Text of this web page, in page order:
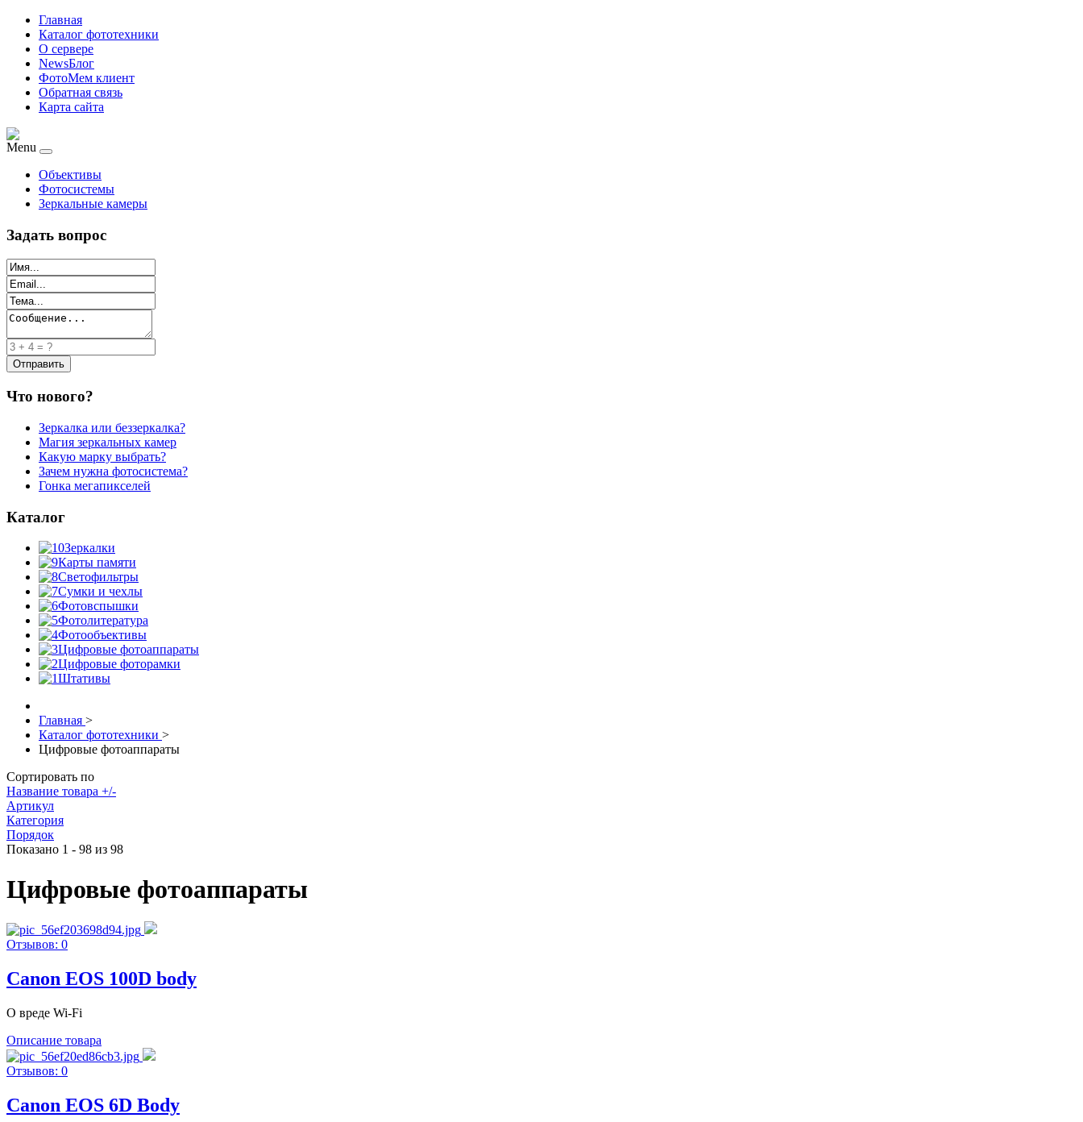
Главная
Каталог фототехники
О сервере
NewsБлог
ФотоМем клиент
Обратная связь
Карта сайта
Menu
Объективы
Фотосистемы
Зеркальные камеры
Задать вопрос
Что нового?
Зеркалка или беззеркалка?
Магия зеркальных камер
Какую марку выбрать?
Зачем нужна фотосистема?
Гонка мегапикселей
Каталог
Зеркалки
Карты памяти
Светофильтры
Сумки и чехлы
Фотовспышки
Фотолитература
Фотообъективы
Цифровые фотоаппараты
Цифровые фоторамки
Штативы
Главная >
Каталог фототехники >
Цифровые фотоаппараты
Сортировать по
Название товара +/-
Артикул
Категория
Порядок
Показано 1 - 98 из 98
Цифровые фотоаппараты
Отзывов: 0
Canon EOS 100D body
О вреде Wi-Fi
Описание товара
Отзывов: 0
Canon EOS 6D Body